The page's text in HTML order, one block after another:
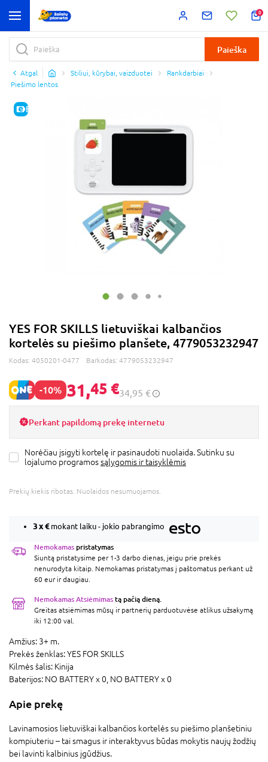
0
Paieška
Atgal Stiliui, kūrybai, vaizduotei
Rankdarbiai
Piešimo lentos
E-KAINA
YES FOR SKILLS lietuviškai kalbančios
kortelės su piešimo planšete, 4779053232947
Kodas: 4050201-0477 Barkodas: 4779053232947
-10% 31,45 €34,95 €
Perkant papildomą prekę internetu
Norėčiau įsigyti kortelę ir pasinaudoti nuolaida. Sutinku su
lojalumo programossąlygomis ir taisyklėmis
Prekių kiekis ribotas. Nuolaidos nesumuojamos.
3 x€mokant laiku - jokio pabrangimo
Nemokamas pristatymas
Siuntą pristatysime per 1-3 darbo dienas, jeigu prie prekės
nenurodyta kitaip. Nemokamas pristatymas į paštomatus perkant už
60 eur ir daugiau.
Nemokamas Atsiėmimas tą pačią dieną.
Greitas atsiėmimas mūsų ir partnerių parduotuvėse atlikus užsakymą
iki 12:00 val.
Amžius: 3+ m.
Prekės ženklas:YES FOR SKILLS
Kilmės šalis: Kinija
Baterijos: NO BATTERY x 0, NO BATTERY x 0
Apie prekę
Lavinamosios lietuviškai kalbančios kortelės su piešimo planšetiniu
kompiuteriu – tai smagus ir interaktyvus būdas mokytis naujų žodžių
bei lavinti kalbinius įgūdžius.